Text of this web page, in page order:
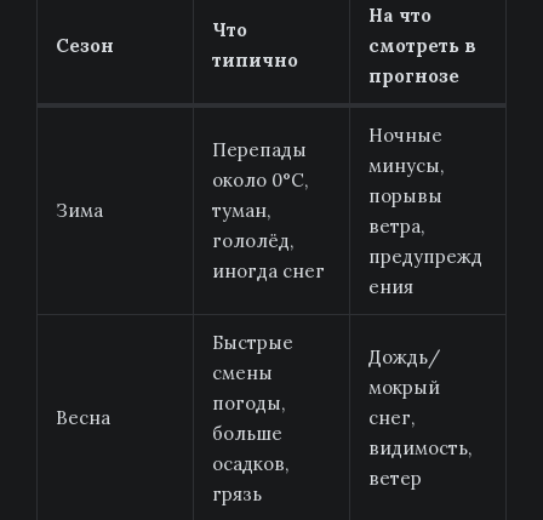
Сезон
Что
типично
На что
смотреть в
прогнозе
Зима
Перепады
около 0°C,
туман,
гололёд,
иногда снег
Ночные
минусы,
порывы
ветра,
предупрежд
ения
Весна
Быстрые
смены
погоды,
больше
осадков,
грязь
Дождь/
мокрый
снег,
видимость,
ветер